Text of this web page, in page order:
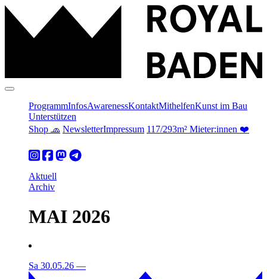
ProgrammInfosAwarenessKontaktMithelfenKunst im Bau
Unterstützen
Shop 🧢 NewsletterImpressum 117/293m² Mieter:innen ❤️
Aktuell
Archiv
MAI 2026
Sa 30.05.26 —